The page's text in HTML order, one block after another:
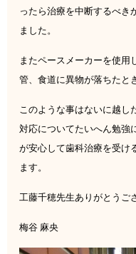
ったら治療を中断するべき
ました。
またペースメーカーを使用
管、食道に異物が落ちたと
このような事はないに越し
対応についてたいへん勉強
が安心して歯科治療を受け
ます。
工藤千穂先生ありがとうご
梅谷 麻央